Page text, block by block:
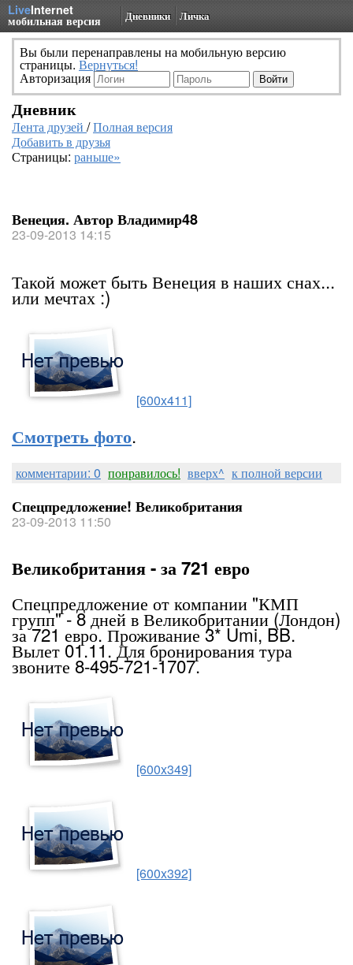
LiveInternet
мобильная версия Дневники Личка
Вы были перенаправлены на мобильную версию
страницы. Вернуться!
Авторизация
Дневник
Лента друзей /Полная версия
Добавить в друзья
Страницы: раньше»
Венеция. Автор Владимир48
23-09-2013 14:15
Такой может быть Венеция в наших снах...
или мечтах :)
[600x411]
Смотреть фото.
комментарии: 0 понравилось! вверх^ к полной версии
Спецпредложение! Великобритания
23-09-2013 11:50
Великобритания - за 721 евро
Спецпредложение от компании "КМП
групп" - 8 дней в Великобритании (Лондон)
за 721 евро. Проживание 3* Umi, BB.
Вылет 01.11. Для бронирования тура
звоните 8-495-721-1707.
[600x349]
[600x392]